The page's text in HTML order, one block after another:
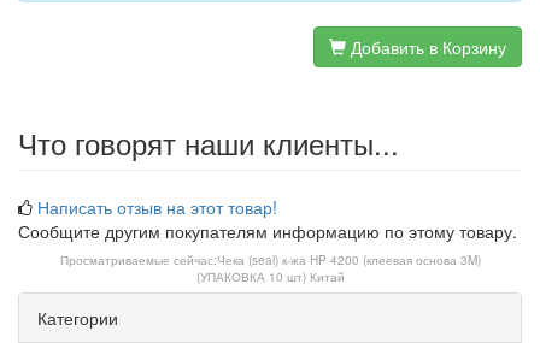
Добавить в Корзину
Что говорят наши клиенты...
Написать отзыв на этот товар!
Сообщите другим покупателям информацию по этому товару.
Просматриваемые сейчас:Чека (seal) к-жа HP 4200 (клеевая основа 3M)
(УПАКОВКА 10 шт) Китай
Категории